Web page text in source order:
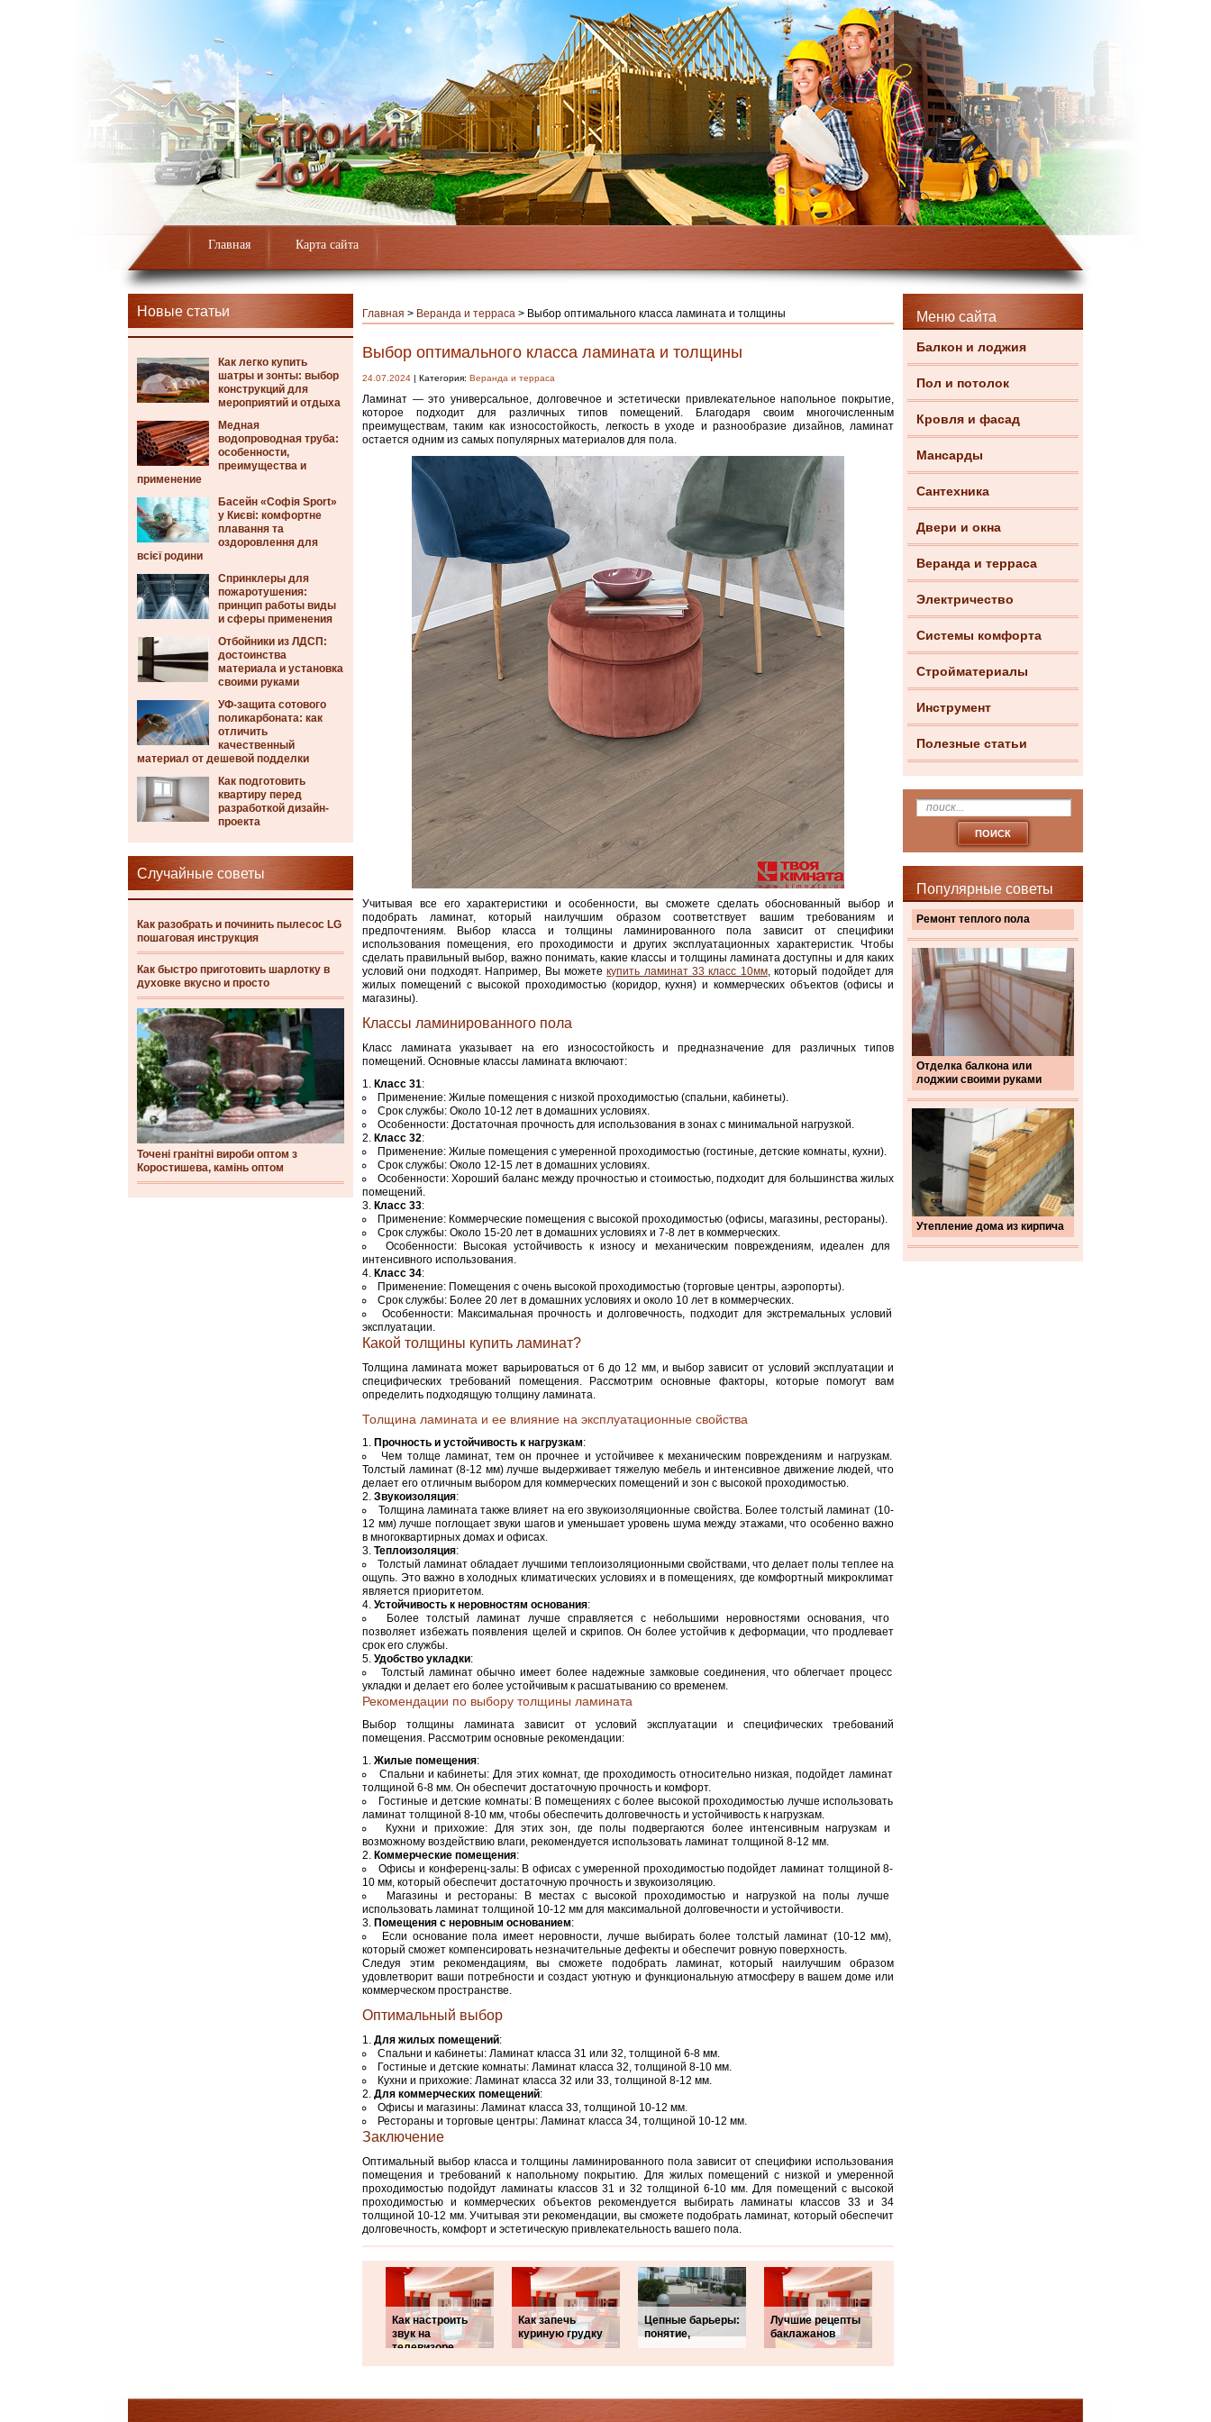
Главная Карта сайта
Новые статьи
Как легко купить
шатры и зонты: выбор
конструкций для
мероприятий и отдыха
Медная
водопроводная труба:
особенности,
преимущества и
применение
Басейн «Софія Sport»
у Києві: комфортне
плавання та
оздоровлення для
всієї родини
Спринклеры для
пожаротушения:
принцип работы виды
и сферы применения
Отбойники из ЛДСП:
достоинства
материала и установка
своими руками
УФ-защита сотового
поликарбоната: как
отличить
качественный
материал от дешевой подделки
Как подготовить
квартиру перед
разработкой дизайн-
проекта
Случайные советы
Как разобрать и починить пылесос LG
пошаговая инструкция
Как быстро приготовить шарлотку в
духовке вкусно и просто
Точені гранітні вироби оптом з
Коростишева, камінь оптом
Меню сайта
Балкон и лоджия
Пол и потолок
Кровля и фасад
Мансарды
Сантехника
Двери и окна
Веранда и терраса
Электричество
Системы комфорта
Стройматериалы
Инструмент
Полезные статьи
Популярные советы
Ремонт теплого пола
Отделка балкона или
лоджии своими руками
Утепление дома из кирпича
Главная > Веранда и терраса > Выбор оптимального класса ламината и толщины
Выбор оптимального класса ламината и толщины
24.07.2024 | Категория: Веранда и терраса
Ламинат — это универсальное, долговечное и эстетически привлекательное напольное покрытие,
которое подходит для различных типов помещений. Благодаря своим многочисленным
преимуществам, таким как износостойкость, легкость в уходе и разнообразие дизайнов, ламинат
остается одним из самых популярных материалов для пола.
Учитывая все его характеристики и особенности, вы сможете сделать обоснованный выбор и
подобрать ламинат, который наилучшим образом соответствует вашим требованиям и
предпочтениям. Выбор класса и толщины ламинированного пола зависит от специфики
использования помещения, его проходимости и других эксплуатационных характеристик. Чтобы
сделать правильный выбор, важно понимать, какие классы и толщины ламината доступны и для каких
условий они подходят. Например, Вы можетекупить ламинат 33 класс 10мм, который подойдет для
жилых помещений с высокой проходимостью (коридор, кухня) и коммерческих объектов (офисы и
магазины).
Классы ламинированного пола
Класс ламината указывает на его износостойкость и предназначение для различных типов
помещений. Основные классы ламината включают:
Класс 31:
Применение: Жилые помещения с низкой проходимостью (спальни, кабинеты).
Срок службы: Около 10-12 лет в домашних условиях.
Особенности: Достаточная прочность для использования в зонах с минимальной нагрузкой.
Класс 32:
Применение: Жилые помещения с умеренной проходимостью (гостиные, детские комнаты, кухни).
Срок службы: Около 12-15 лет в домашних условиях.
Особенности: Хороший баланс между прочностью и стоимостью, подходит для большинства жилых
помещений.
Класс 33:
Применение: Коммерческие помещения с высокой проходимостью (офисы, магазины, рестораны).
Срок службы: Около 15-20 лет в домашних условиях и 7-8 лет в коммерческих.
Особенности: Высокая устойчивость к износу и механическим повреждениям, идеален для
интенсивного использования.
Класс 34:
Применение: Помещения с очень высокой проходимостью (торговые центры, аэропорты).
Срок службы: Более 20 лет в домашних условиях и около 10 лет в коммерческих.
Особенности: Максимальная прочность и долговечность, подходит для экстремальных условий
эксплуатации.
Какой толщины купить ламинат?
Толщина ламината может варьироваться от 6 до 12 мм, и выбор зависит от условий эксплуатации и
специфических требований помещения. Рассмотрим основные факторы, которые помогут вам
определить подходящую толщину ламината.
Толщина ламината и ее влияние на эксплуатационные свойства
Прочность и устойчивость к нагрузкам:
Чем толще ламинат, тем он прочнее и устойчивее к механическим повреждениям и нагрузкам.
Толстый ламинат (8-12 мм) лучше выдерживает тяжелую мебель и интенсивное движение людей, что
делает его отличным выбором для коммерческих помещений и зон с высокой проходимостью.
Звукоизоляция:
Толщина ламината также влияет на его звукоизоляционные свойства. Более толстый ламинат (10-
12 мм) лучше поглощает звуки шагов и уменьшает уровень шума между этажами, что особенно важно
в многоквартирных домах и офисах.
Теплоизоляция:
Толстый ламинат обладает лучшими теплоизоляционными свойствами, что делает полы теплее на
ощупь. Это важно в холодных климатических условиях и в помещениях, где комфортный микроклимат
является приоритетом.
Устойчивость к неровностям основания:
Более толстый ламинат лучше справляется с небольшими неровностями основания, что
позволяет избежать появления щелей и скрипов. Он более устойчив к деформации, что продлевает
срок его службы.
Удобство укладки:
Толстый ламинат обычно имеет более надежные замковые соединения, что облегчает процесс
укладки и делает его более устойчивым к расшатыванию со временем.
Рекомендации по выбору толщины ламината
Выбор толщины ламината зависит от условий эксплуатации и специфических требований
помещения. Рассмотрим основные рекомендации:
Жилые помещения:
Спальни и кабинеты: Для этих комнат, где проходимость относительно низкая, подойдет ламинат
толщиной 6-8 мм. Он обеспечит достаточную прочность и комфорт.
Гостиные и детские комнаты: В помещениях с более высокой проходимостью лучше использовать
ламинат толщиной 8-10 мм, чтобы обеспечить долговечность и устойчивость к нагрузкам.
Кухни и прихожие: Для этих зон, где полы подвергаются более интенсивным нагрузкам и
возможному воздействию влаги, рекомендуется использовать ламинат толщиной 8-12 мм.
Коммерческие помещения:
Офисы и конференц-залы: В офисах с умеренной проходимостью подойдет ламинат толщиной 8-
10 мм, который обеспечит достаточную прочность и звукоизоляцию.
Магазины и рестораны: В местах с высокой проходимостью и нагрузкой на полы лучше
использовать ламинат толщиной 10-12 мм для максимальной долговечности и устойчивости.
Помещения с неровным основанием:
Если основание пола имеет неровности, лучше выбирать более толстый ламинат (10-12 мм),
который сможет компенсировать незначительные дефекты и обеспечит ровную поверхность.
Следуя этим рекомендациям, вы сможете подобрать ламинат, который наилучшим образом
удовлетворит ваши потребности и создаст уютную и функциональную атмосферу в вашем доме или
коммерческом пространстве.
Оптимальный выбор
Для жилых помещений:
Спальни и кабинеты: Ламинат класса 31 или 32, толщиной 6-8 мм.
Гостиные и детские комнаты: Ламинат класса 32, толщиной 8-10 мм.
Кухни и прихожие: Ламинат класса 32 или 33, толщиной 8-12 мм.
Для коммерческих помещений:
Офисы и магазины: Ламинат класса 33, толщиной 10-12 мм.
Рестораны и торговые центры: Ламинат класса 34, толщиной 10-12 мм.
Заключение
Оптимальный выбор класса и толщины ламинированного пола зависит от специфики использования
помещения и требований к напольному покрытию. Для жилых помещений с низкой и умеренной
проходимостью подойдут ламинаты классов 31 и 32 толщиной 6-10 мм. Для помещений с высокой
проходимостью и коммерческих объектов рекомендуется выбирать ламинаты классов 33 и 34
толщиной 10-12 мм. Учитывая эти рекомендации, вы сможете подобрать ламинат, который обеспечит
долговечность, комфорт и эстетическую привлекательность вашего пола.
Как настроить
звук на
телевизоре
Как запечь
куриную грудку
Цепные барьеры:
понятие,
Лучшие рецепты
баклажанов